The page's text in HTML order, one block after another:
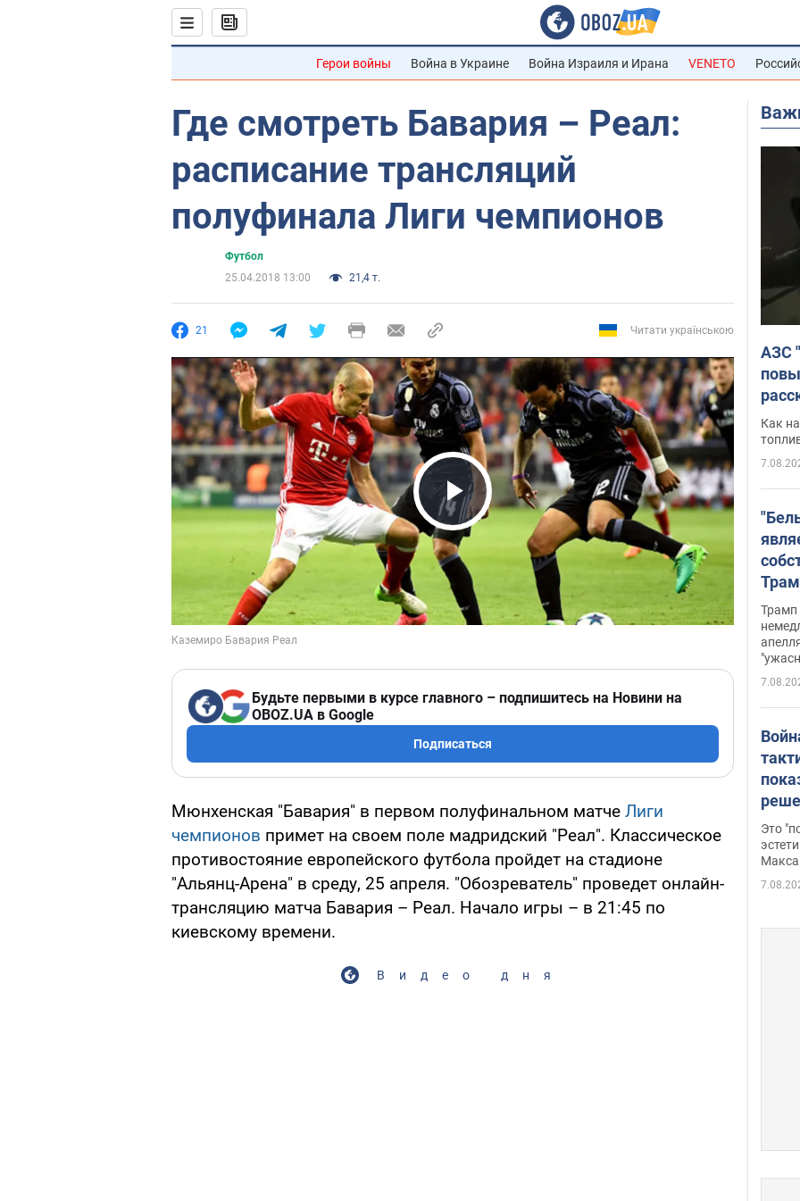
Герои войны Война в Украине Война Израиля и Ирана VENETO
Где смотреть Бавария – Реал:
расписание трансляций
полуфинала Лиги чемпионов
Футбол
25.04.2018 13:00
21,4 т.
21 Читати українською
Play Video
Будьте первыми в курсе главного – подпишитесь на Новини на
OBOZ.UA в Google
Подписаться
Мюнхенская "Бавария" в первом полуфинальном матче Лиги
чемпионов примет на своем поле мадридский "Реал". Классическое
противостояние европейского футбола пройдет на стадионе
"Альянц-Арена" в среду, 25 апреля. "Обозреватель" проведет онлайн-
трансляцию матча Бавария – Реал. Начало игры – в 21:45 по
киевскому времени.
Видео дня
АЗС
Как
Трамп
Это